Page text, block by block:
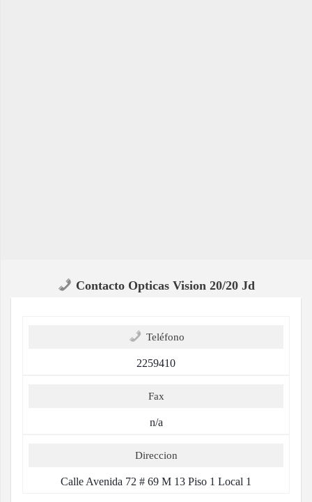
Contacto Opticas Vision 20/20 Jd
Teléfono
2259410
Fax
n/a
Direccion
Calle Avenida 72 # 69 M 13 Piso 1 Local 1